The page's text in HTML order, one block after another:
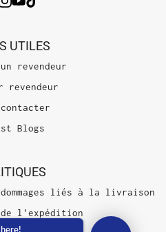
UTILES
revendeur
revendeur
contacter
Blogs
liés à la livraison
l'expédition